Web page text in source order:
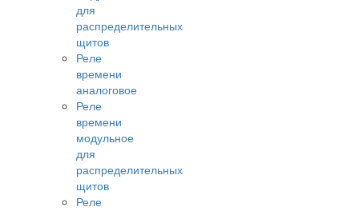
для
распределительных
щитов
Реле
времени
аналоговое
Реле
времени
модульное
для
распределительных
щитов
Реле